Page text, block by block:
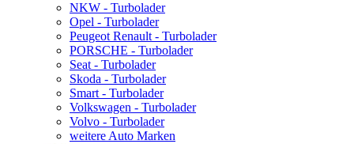
NKW - Turbolader
Opel - Turbolader
Peugeot Renault - Turbolader
PORSCHE - Turbolader
Seat - Turbolader
Skoda - Turbolader
Smart - Turbolader
Volkswagen - Turbolader
Volvo - Turbolader
weitere Auto Marken